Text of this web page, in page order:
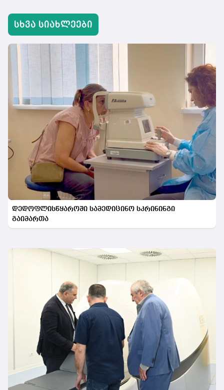
სხვა სიახლეები
დედოფლისწყაროში სამედიცინო სკრინინგი
გაიმართა